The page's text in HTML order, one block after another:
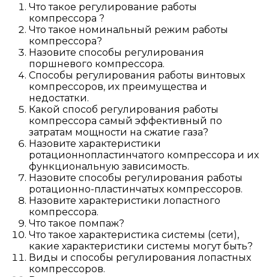
Что такое регулирование работы
компрессора ?
Что такое номинальный режим работы
компрессора?
Назовите способы регулирования
поршневого компрессора.
Способы регулирования работы винтовых
компрессоров, их преимущества и
недостатки.
Какой способ регулирования работы
компрессора самый эффективный по
затратам мощности на сжатие газа?
Назовите характеристики
ротационнопластинчатого компрессора и их
функциональную зависимость.
Назовите способы регулирования работы
ротационно-пластинчатых компрессоров.
Назовите характеристики лопастного
компрессора.
Что такое помпаж?
Что такое характеристика системы (сети),
какие характеристики системы могут быть?
Виды и способы регулирования лопастных
компрессоров.